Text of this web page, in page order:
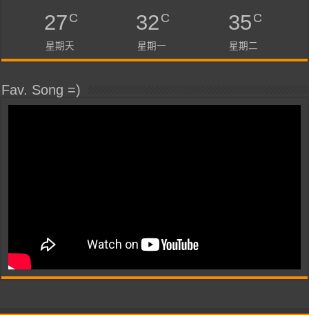
27C
星期天
32C
星期一
35C
星期二
Fav. Song =)